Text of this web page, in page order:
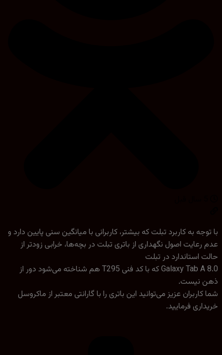
به کاربرد تبلت که بیشتر، کاربرانی با میانگین سنی پایین دارد و
اصول نگهداری از باتری تبلت در بچه‌ها، خرابی زودتر از
استاندارد در تبلت
Galaxy Tab A 8.0 که با کد فنی T295 هم شناخته می‌شود دور از
نیست.
عزیز می‌توانید این باتری را با گارانتی معتبر از ماکروسل
فرمایید.